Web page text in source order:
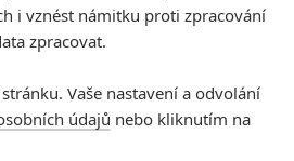
POSLEDNÍ
3ČLÁNEK |
Marvel nečekaně
i vznést námitku proti zpracování
zpracovat.
Vaše nastavení a odvolání
údajů nebo kliknutím na